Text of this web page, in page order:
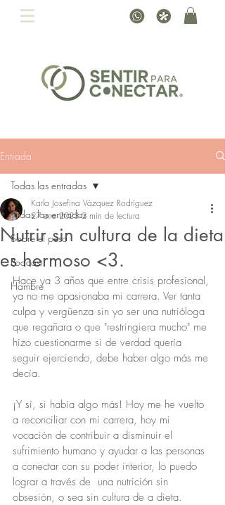
Entrada
Todas las entradas
Sobre el peso
Podcast
Hambre
Todas las entradas
Nutrir sin cultura de la dieta
es hermoso <3.
Karla Josefina Vázquez Rodríguez
27 ene 2023 2 min de lectura
Hace ya 3 años que entre crisis profesional,
ya no me apasionaba mi carrera. Ver tanta
culpa y vergüenza sin yo ser una nutrióloga
que regañara o que "restringiera mucho" me
hizo cuestionarme si de verdad quería
seguir ejerciendo, debe haber algo más me
decía.
¡Y sí, si había algo más! Hoy me he vuelto
a reconciliar con mi carrera, hoy mi
vocación de contribuir a disminuir el
sufrimiento humano y ayudar a las personas
a conectar con su poder interior, lo puedo
lograr a través de  una nutrición sin
obsesión, o sea sin cultura de a dieta.